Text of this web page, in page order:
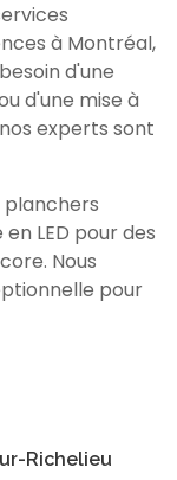
à Montréal,
d'une
d'une mise à
experts sont
planchers
LED pour des
Nous
pour
Richelieu